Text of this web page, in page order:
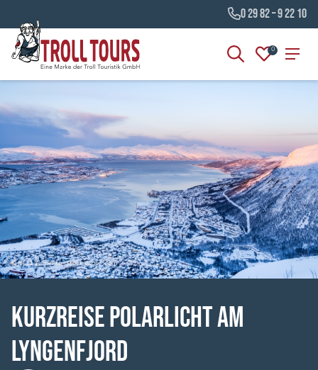
0 29 82 – 9 22 10
0
© Julia Lavrinenko - stock.adobe.com
Kurzreise Polarlicht am
Lyngenfjord